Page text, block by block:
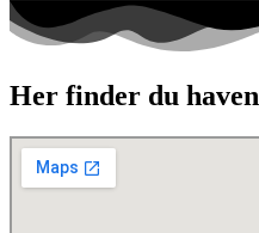
Her finder du haven